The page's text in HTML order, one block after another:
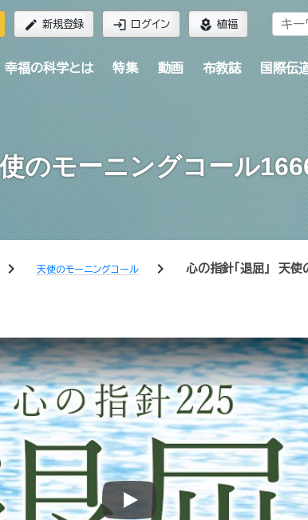
edit 新規登録 login ログイン local_florist 植福
幸福の科学とは 特集 動画 布教誌 国際伝
モーニングコール
chevron_right 天使のモーニングコール chevron_right
心の指針「退屈」 天
Play